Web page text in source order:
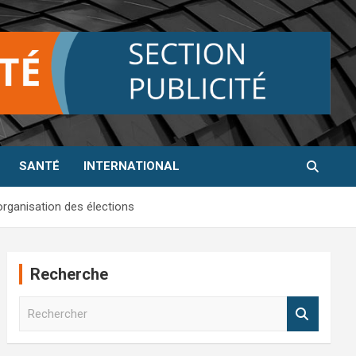
SANTÉ INTERNATIONAL
des élections
Recherche